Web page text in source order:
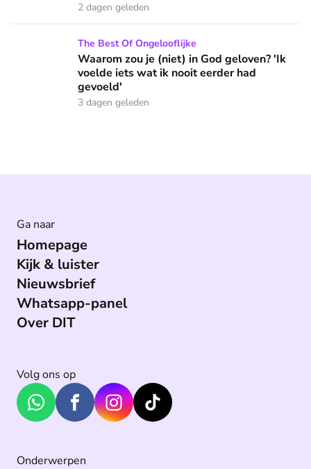
2 dagen geleden
Waarom zou je (niet) in God geloven? 'Ik voelde iets wat
The Best Of Ongelooflijke
Waarom zou je (niet) in God geloven? 'Ik
voelde iets wat ik nooit eerder had
gevoeld'
3 dagen geleden
Ga naar
Homepage
Kijk & luister
Nieuwsbrief
Whatsapp-panel
Over DIT
Volg ons op
Onderwerpen